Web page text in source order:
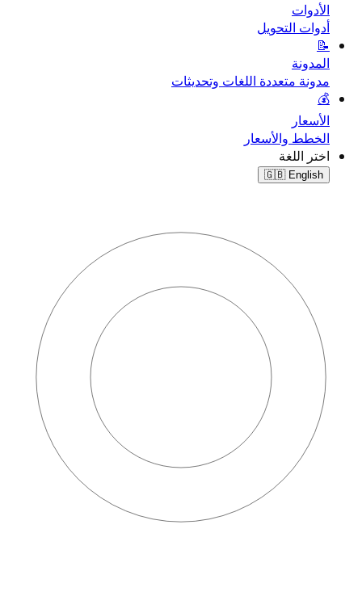
الأدوات
أدوات التحويل
📝
المدونة
مدونة متعددة اللغات وتحديثات
💰
الأسعار
الخطط والأسعار
اختر اللغة
🇬🇧English